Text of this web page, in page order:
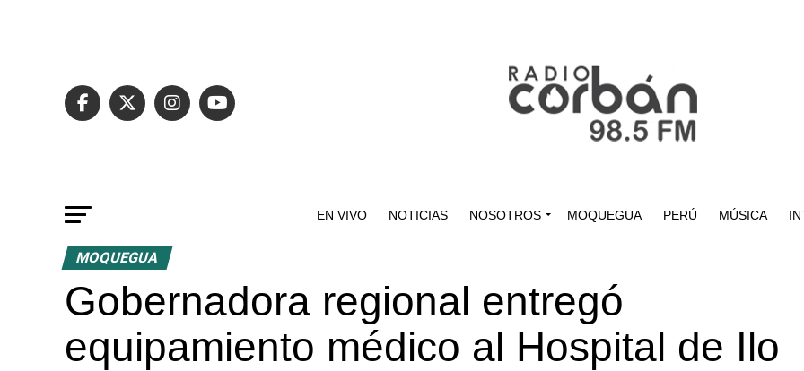
EN VIVO NOTICIAS NOSOTROS MOQUEGUA PERÚ MÚSICA
MOQUEGUA
Gobernadora regional entregó
equipamiento médico al Hospital de Ilo